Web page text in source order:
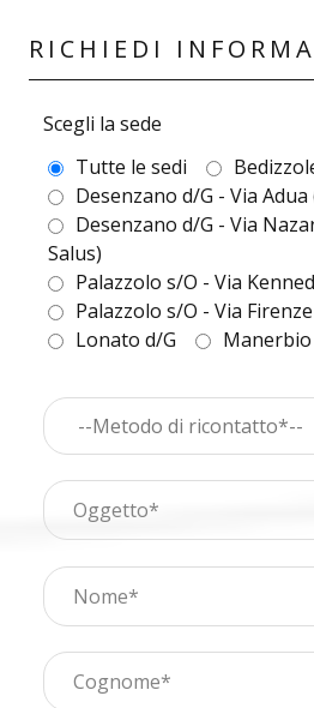
RICHIEDI
Scegli la sede
Tutte le sedi
Desenzano d/G - Via Adua
Desenzano d/G - Via
Salus)
Palazzolo s/O - Via
Palazzolo s/O - Via Firenze
Lonato d/G
Manerbio